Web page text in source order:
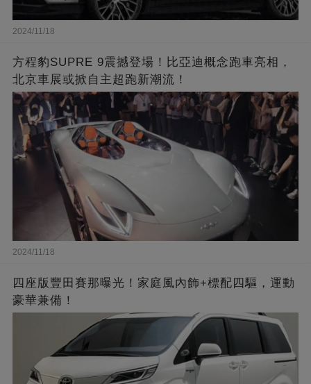
2024/11/18
方程豹SUPRE 9震撼登場！比亞迪概念跑車亮相，
北京車展或掀自主超跑新潮流！
2024/11/18
四座版豐田賽那曝光！家庭風內飾+標配四驅，運動
豪華兼備！